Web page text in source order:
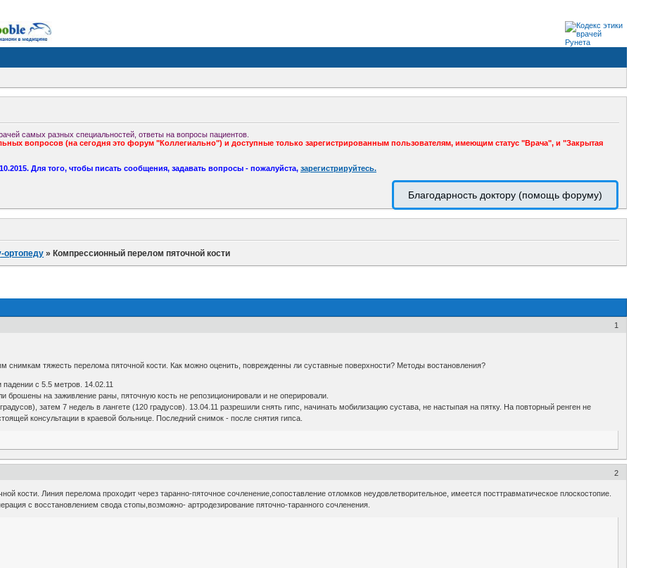
самых разных специальностей, ответы на вопросы пациентов.
вопросов (на сегодня это форум "Коллегиально") и доступные только зарегистрированным пользователям, имеющим статус "Врача", и "Закрытая
Для того, чтобы писать сообщения, задавать вопросы - пожалуйста, зарегистрируйтесь.
Благодарность доктору (помощь форуму)
ортопеду » Компрессионный перелом пяточной кости
1
снимкам тяжесть перелома пяточной кости. Как можно оценить, поврежденны ли суставные поверхности? Методы востановления?
с 5.5 метров. 14.02.11
брошены на заживление раны, пяточную кость не репозиционировали и не оперировали.
затем 7 недель в лангете (120 градусов). 13.04.11 разрешили снять гипс, начинать мобилизацию сустава, не настыпая на пятку. На повторный ренген не
консультации в краевой больнице. Последний снимок - после снятия гипса.
2
кости. Линия перелома проходит через таранно-пяточное сочленение,сопоставление отломков неудовлетворительное, имеется посттравматическое плоскостопие.
с восстановлением свода стопы,возможно- артродезирование пяточно-таранного сочленения.